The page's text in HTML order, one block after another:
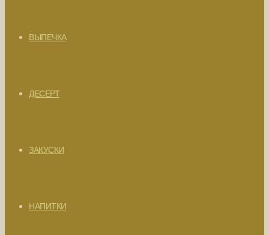
ВЫПЕЧКА
ДЕСЕРТ
ЗАКУСКИ
НАПИТКИ